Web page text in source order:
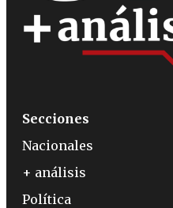
Secciones
Nacionales
+ análisis
Política